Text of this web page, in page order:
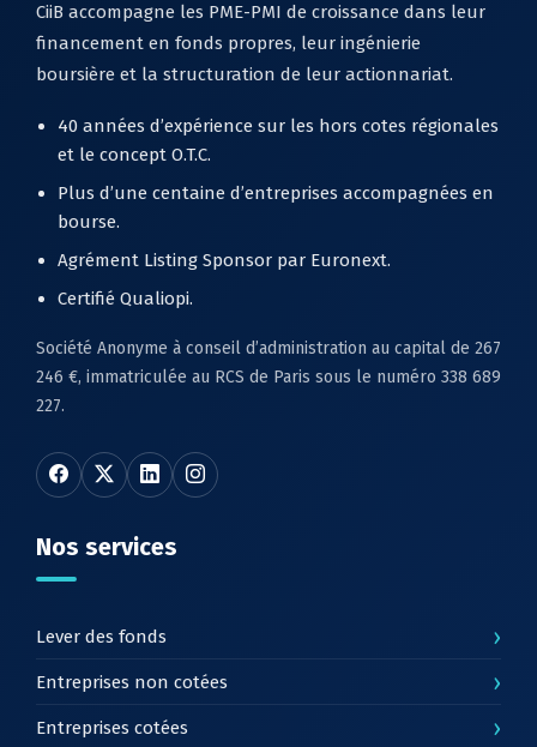
CiiB accompagne les PME-PMI de croissance dans leur
financement en fonds propres, leur ingénierie
boursière et la structuration de leur actionnariat.
40 années d’expérience sur les hors cotes régionales
et le concept O.T.C.
Plus d’une centaine d’entreprises accompagnées en
bourse.
Agrément Listing Sponsor par Euronext.
Certifié Qualiopi.
Société Anonyme à conseil d’administration au capital de 267
246 €, immatriculée au RCS de Paris sous le numéro 338 689
227.
Nos services
Lever des fonds ›
Entreprises non cotées ›
Entreprises cotées ›